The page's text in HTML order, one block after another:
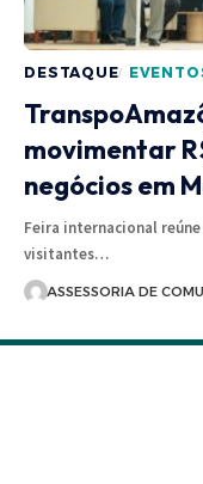
DESTAQUE
movimentar
negócios em
Feira internacional
visitantes…
ASSESSORIA DE